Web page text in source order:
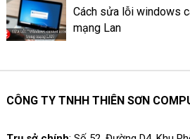
Cách sửa lỗi windows
mạng Lan
CÔNG TY TNHH THIÊN SƠN